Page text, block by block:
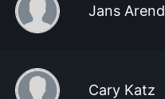
Jans
Cary Katz